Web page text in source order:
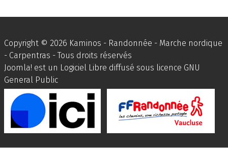
Copyright © 2026 Kaminos - Randonnée - Marche nordique
- Carpentras - Tous droits réservés
Joomla! est un Logiciel Libre diffusé sous licence GNU
General Public